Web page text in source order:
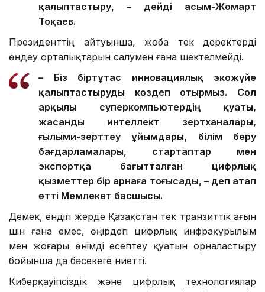
инфрақұрылымын дамытуға арналған
халықаралық деңгейдегі платформа
қалыптастыру, – дейді Қасым-Жомарт
Тоқаев.
Президенттің айтуынша, жоба тек деректерді
өңдеу орталықтарын салумен ғана шектелмейді.
– Біз біртұтас инновациялық экожүйе
қалыптастыруды көздеп отырмыз. Сол
арқылы суперкомпьютердің қуаты,
жасанды интеллект зертханалары,
ғылыми-зерттеу ұйымдары, білім беру
бағдарламалары, стартаптар мен
қызметтер бір арнаға тоғысады, – деп атап
өтті Мемлекет басшысы.
Демек, ендігі жерде Қазақстан тек транзиттік ағын
үшін ғана емес, өңірдегі цифрлық инфрақұрылым
мен жоғары өнімді есептеу қуатын орналастыру